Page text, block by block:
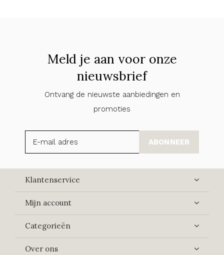
Meld je aan voor onze
nieuwsbrief
Ontvang de nieuwste aanbiedingen en
promoties
ABONNEER
Klantenservice
Mijn account
Categorieën
Over ons